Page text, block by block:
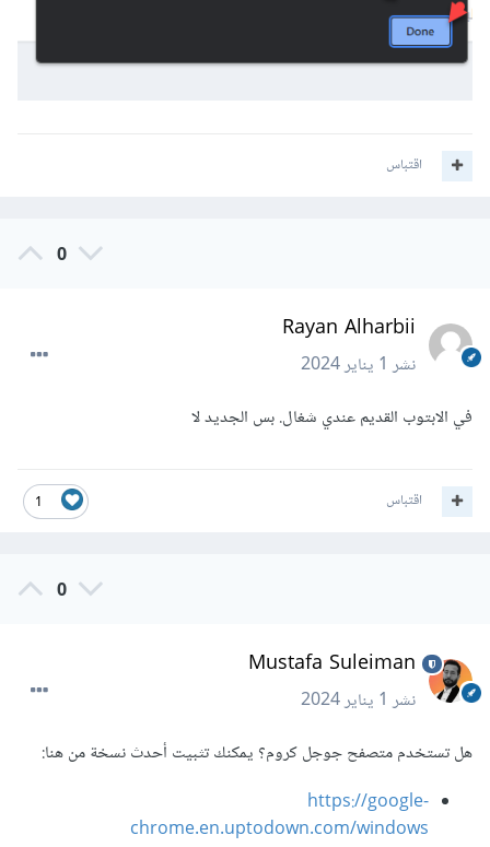
اقتباس
0
Rayan Alharbii
نشر1 يناير 2024
في الابتوب القديم عندي شغال. بس الجديد لا
1 اقتباس
0
Mustafa Suleiman
نشر1 يناير 2024
هل تستخدم متصفح جوجل كروم؟ يمكنك تثبيت أحدث نسخة من هنا:
https://google-
chrome.en.uptodown.com/windows